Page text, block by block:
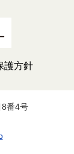
護方針
番4号